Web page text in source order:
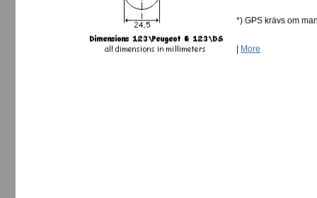
*) GPS krävs om
More